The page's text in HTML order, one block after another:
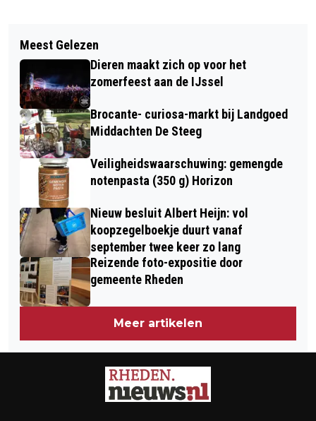
WINST LAATSTE WEDSTRIJD SIOS'61
1
RHEDEN NIEUWS EET VAN DE
SUPERMARKT
Meest Gelezen
Dieren maakt zich op voor het
zomerfeest aan de IJssel
Brocante- curiosa-markt bij Landgoed
Middachten De Steeg
Veiligheidswaarschuwing: gemengde
notenpasta (350 g) Horizon
Nieuw besluit Albert Heijn: vol
koopzegelboekje duurt vanaf
september twee keer zo lang
Reizende foto-expositie door
gemeente Rheden
Meer artikelen